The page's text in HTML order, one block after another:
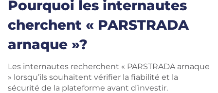
Pourquoi les internautes
cherchent « PARSTRADA
arnaque »?
Les internautes recherchent « PARSTRADA arnaque
» lorsqu’ils souhaitent vérifier la fiabilité et la
sécurité de la plateforme avant d’investir.